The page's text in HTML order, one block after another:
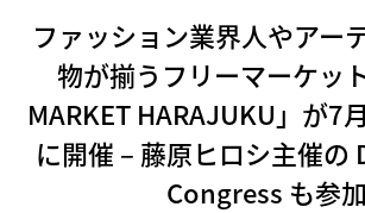
ファッション業界人やアー
物が揃うフリーマーケッ
MARKET HARAJUKU」が7
に開催 – 藤原ヒロシ主催
Congress も参加